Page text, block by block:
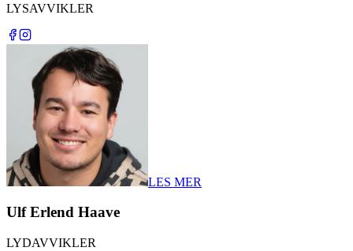
LYSAVVIKLER
LES MER
Ulf Erlend Haave
LYDAVVIKLER